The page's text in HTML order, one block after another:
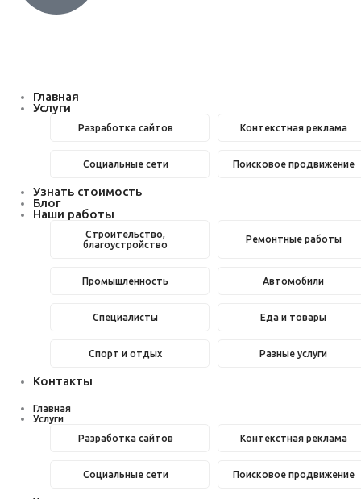
Главная
Услуги
Разработка сайтов Контекстная реклама
Социальные сети Поисковое продвижение
Узнать стоимость
Блог
Наши работы
Строительство,
благоустройство
Ремонтные работы
Промышленность Автомобили
Специалисты Еда и товары
Спорт и отдых Разные услуги
Контакты
Главная
Услуги
Разработка сайтов
Контекстная реклама
Социальные сети Поисковое продвижение